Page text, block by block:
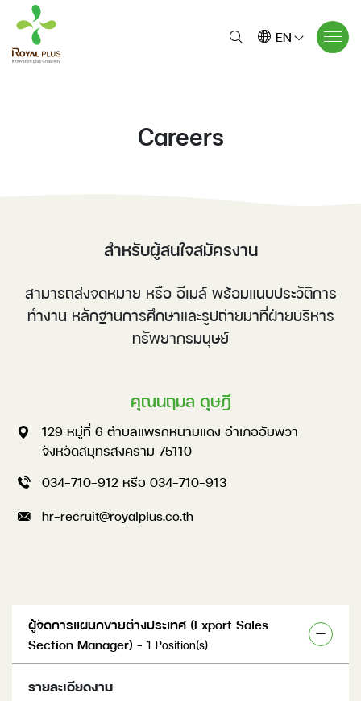
EN
Careers
สำหรับผู้สนใจสมัครงาน
สามารถส่งจดหมาย หรือ อีเมล์ พร้อมแนบประวัติการ
ทำงาน หลักฐานการศึกษาและรูปถ่ายมาที่ฝ่ายบริหาร
ทรัพยากรมนุษย์
คุณนฤมล ดุษฎี
129 หมู่ที่ 6 ตำบลแพรกหนามแดง อำเภออัมพวา
จังหวัดสมุทรสงคราม 75110
034-710-912 หรือ034-710-913
hr-recruit@royalplus.co.th
ผู้จัดการแผนกขายต่างประเทศ (Export Sales
Section Manager) - 1 Position(s)
รายละเอียดงาน